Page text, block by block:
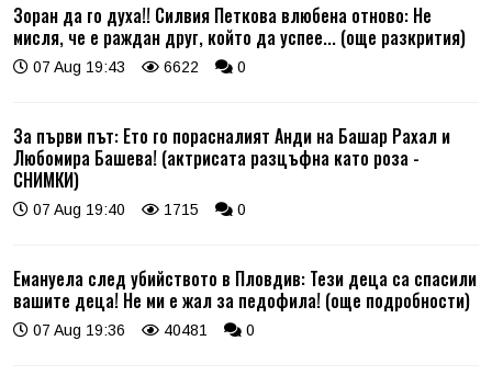
Зоран да го духа!! Силвия Петкова влюбена отново: Не
мисля, че е раждан друг, който да успее... (още разкрития)
07 Aug 19:43 6622 0
За първи път: Ето го порасналият Анди на Башар Рахал и
Любомира Башева! (актрисата разцъфна като роза -
СНИМКИ)
07 Aug 19:40 1715 0
Емануела след убийството в Пловдив: Тези деца са спасили
вашите деца! Не ми е жал за педофила! (още подробности)
07 Aug 19:36 40481 0